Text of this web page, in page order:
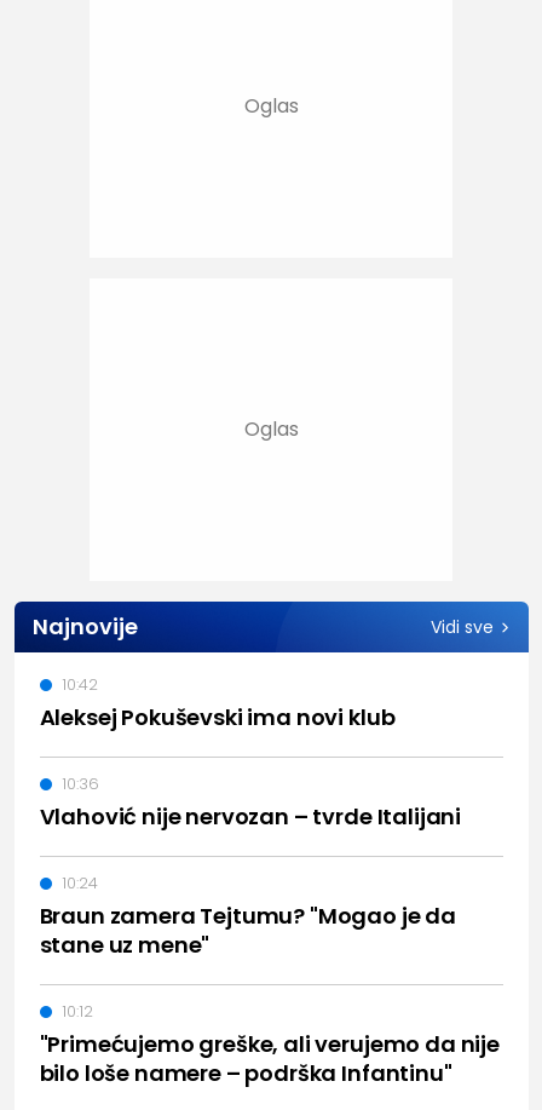
Najnovije Vidi sve
Aleksej Pokuševski ima novi klub
10:42
Vlahović nije nervozan – tvrde Italijani
10:36
Braun zamera Tejtumu? "Mogao je da
stane uz mene"
10:24
"Primećujemo greške, ali verujemo da nije
bilo loše namere – podrška Infantinu"
10:12